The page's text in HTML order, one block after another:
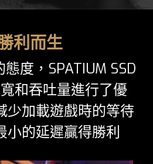
利而生
度，SPATIUM SSD
和吞吐量進行了優
少加載遊戲時的等待
小的延遲贏得勝利